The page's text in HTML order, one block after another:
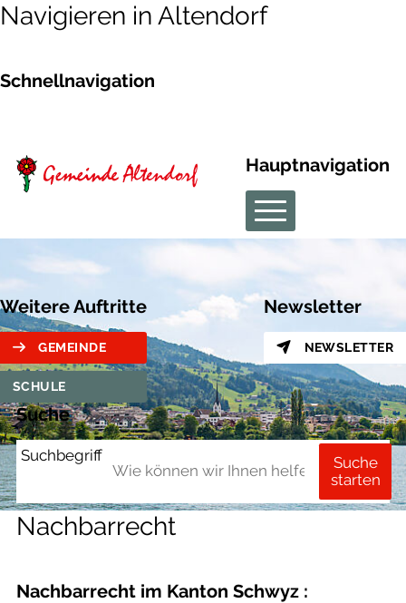
Navigieren in Altendorf
Schnellnavigation
Hauptnavigation
Weitere Auftritte
GEMEINDE
SCHULE
Newsletter
NEWSLETTER
Suche
Suchbegriff
Suche
starten
Nachbarrecht
Nachbarrecht im Kanton Schwyz :